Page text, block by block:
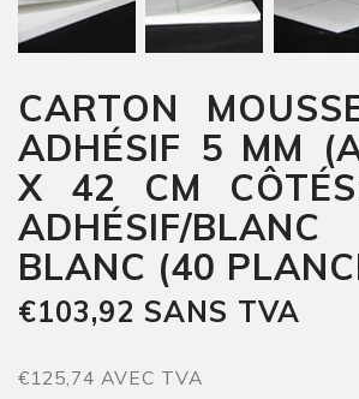
CARTON
ADHÉSIF 5 MM
X 42 CM
ADHÉSIF/
BLANC (40
€103,92 SANS TVA
€125,74 AVEC TVA